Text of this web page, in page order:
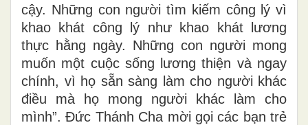
cậy. Những con người tìm kiếm công lý vì
khao khát công lý như khao khát lương
thực hằng ngày. Những con người mong
muốn một cuộc sống lương thiện và ngay
chính, vì họ sẵn sàng làm cho người khác
điều mà họ mong người khác làm cho
mình”. Đức Thánh Cha mời gọi các bạn trẻ